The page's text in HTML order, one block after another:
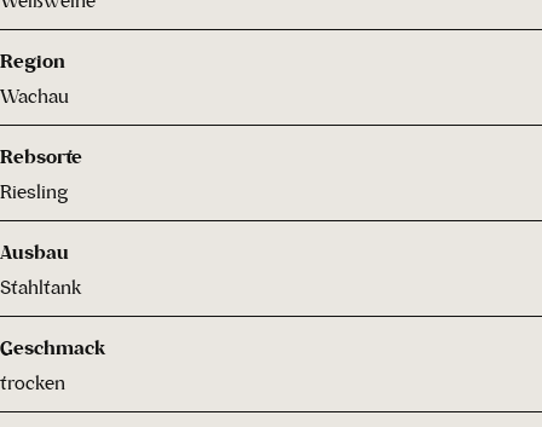
Region
Wachau
Rebsorte
Riesling
Ausbau
Stahltank
Geschmack
trocken